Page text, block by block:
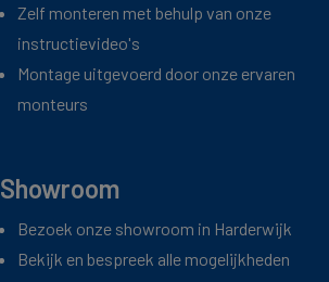
Zelf monteren met behulp van onze
instructievideo's
Montage uitgevoerd door onze ervaren
monteurs
Showroom
Bezoek onze showroom in Harderwijk
Bekijk en bespreek alle mogelijkheden